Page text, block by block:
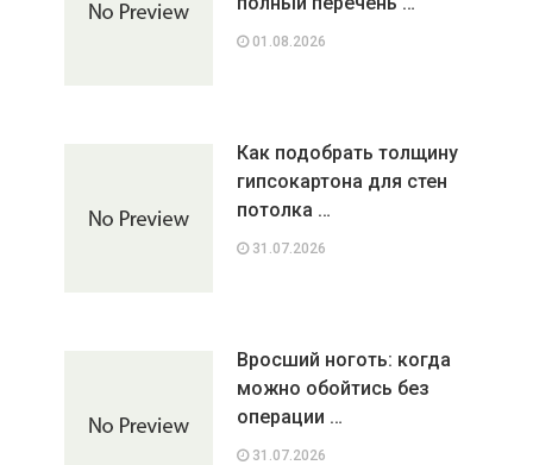
01.08.2026
Как подобрать толщину
гипсокартона для стен
потолка …
31.07.2026
Вросший ноготь: когда
можно обойтись без
операции …
31.07.2026